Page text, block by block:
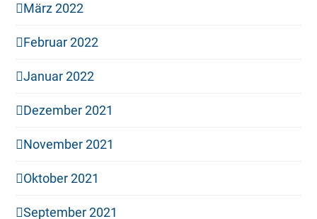
März 2022
Februar 2022
Januar 2022
Dezember 2021
November 2021
Oktober 2021
September 2021